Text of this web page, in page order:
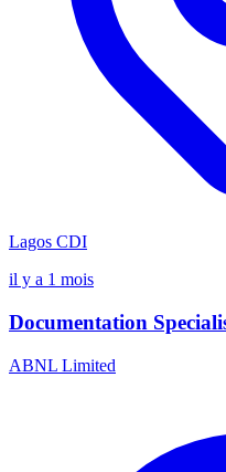
Lagos CDI
il y a 1 mois
Documentation
ABNL Limited